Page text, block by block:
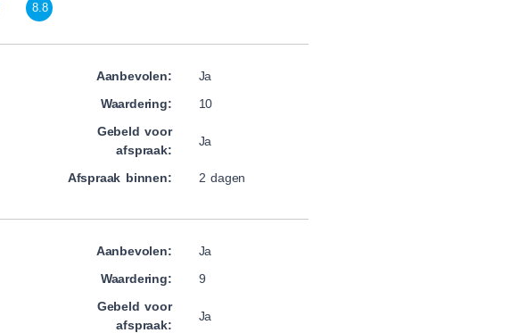
8.8
Aanbevolen:
Ja
Waardering:
10
Gebeld voor
afspraak:
Ja
Afspraak binnen: 2 dagen
Aanbevolen:
Ja
Waardering:
9
Gebeld voor
afspraak:
Ja